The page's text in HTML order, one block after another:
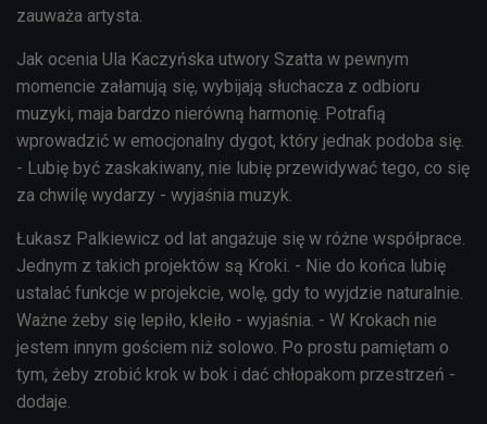
zauważa artysta.
Jak ocenia Ula Kaczyńska utwory Szatta w pewnym
momencie załamują się, wybijają słuchacza z odbioru
muzyki, maja bardzo nierówną harmonię. Potrafią
wprowadzić w emocjonalny dygot, który jednak podoba się.
- Lubię być zaskakiwany, nie lubię przewidywać tego, co się
za chwilę wydarzy - wyjaśnia muzyk.
Łukasz Palkiewicz od lat angażuje się w różne współprace.
Jednym z takich projektów są Kroki. - Nie do końca lubię
ustalać funkcje w projekcie, wolę, gdy to wyjdzie naturalnie.
Ważne żeby się lepiło, kleiło - wyjaśnia. - W Krokach nie
jestem innym gościem niż solowo. Po prostu pamiętam o
tym, żeby zrobić krok w bok i dać chłopakom przestrzeń -
dodaje.